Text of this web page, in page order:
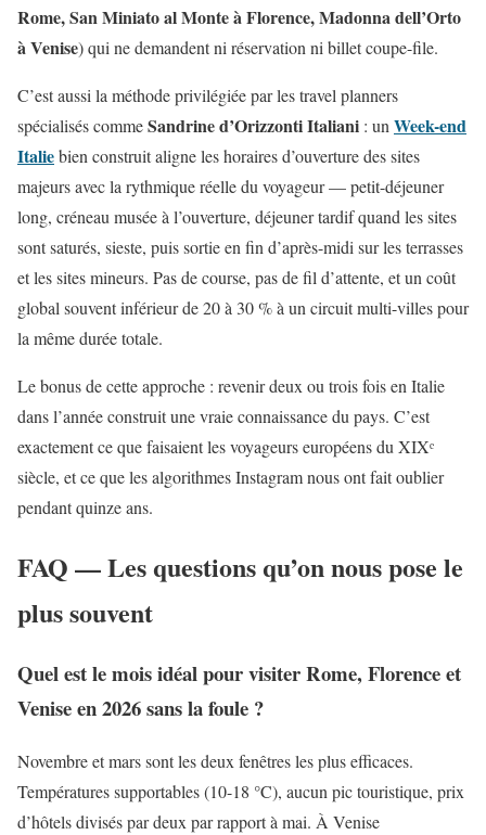
Rome, San Miniato al Monte à Florence, Madonna dell’Orto
à Venise) qui ne demandent ni réservation ni billet coupe-file.
C’est aussi la méthode privilégiée par les travel planners
spécialisés commeSandrine d’Orizzonti Italiani : un Week-end
Italiebien construit aligne les horaires d’ouverture des sites
majeurs avec la rythmique réelle du voyageur — petit-déjeuner
long, créneau musée à l’ouverture, déjeuner tardif quand les sites
sont saturés, sieste, puis sortie en fin d’après-midi sur les terrasses
et les sites mineurs. Pas de course, pas de fil d’attente, et un coût
global souvent inférieur de 20 à 30 % à un circuit multi-villes pour
la même durée totale.
Le bonus de cette approche : revenir deux ou trois fois en Italie
dans l’année construit une vraie connaissance du pays. C’est
exactement ce que faisaient les voyageurs européens du XIXᵉ
siècle, et ce que les algorithmes Instagram nous ont fait oublier
pendant quinze ans.
FAQ — Les questions qu’on nous pose le
plus souvent
Quel est le mois idéal pour visiter Rome, Florence et
Venise en 2026 sans la foule ?
Novembre et mars sont les deux fenêtres les plus efficaces.
Températures supportables (10-18 °C), aucun pic touristique, prix
d’hôtels divisés par deux par rapport à mai. À Venise